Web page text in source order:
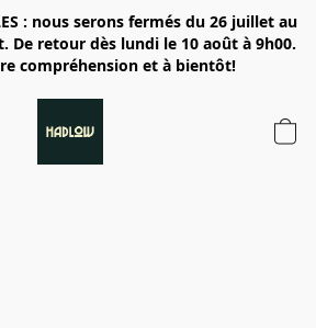
: nous serons fermés du 26 juillet au
De retour dès lundi le 10 août à 9h00.
compréhension et à bientôt!